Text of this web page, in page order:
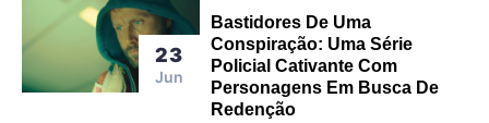
23
Jun
Bastidores De Uma
Conspiração: Uma Série
Policial Cativante Com
Personagens Em Busca De
Redenção